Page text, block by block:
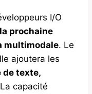
I/O
la prochaine
multimodale. Le
ajoutera les
de texte,
capacité